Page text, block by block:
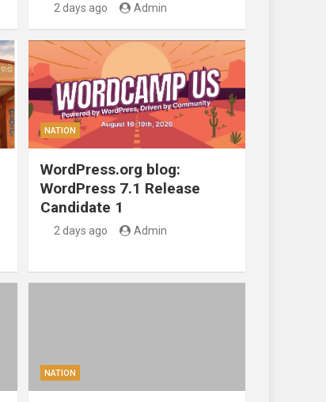
2 days ago Admin
NATION
WordPress.org blog:
WordPress 7.1 Release
Candidate 1
2 days ago Admin
NATION